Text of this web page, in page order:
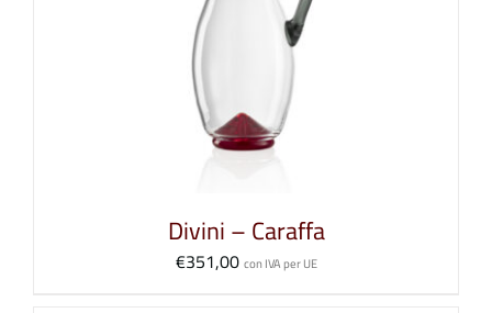
Divini – Caraffa
€351,00 con IVA per UE